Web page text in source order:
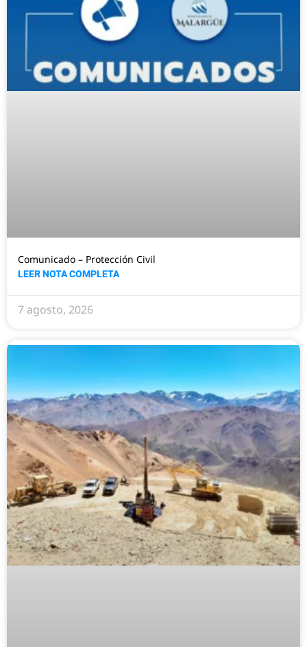
Comunicado – Protección Civil
LEER NOTA COMPLETA
7 agosto, 2026